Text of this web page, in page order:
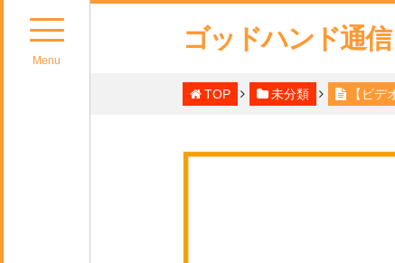
Menu
ゴッドハンド通信
TOP 未分類 【ビ